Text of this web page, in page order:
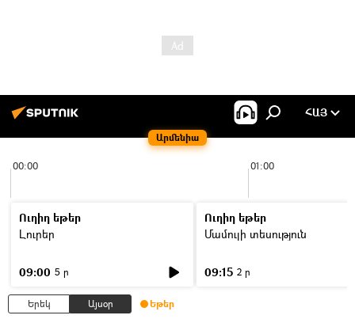
Արմենիա
ՀԱՅ
00:00 01:00
Ուղիղ եթեր
Լուրեր
09:00 5 ր
Ուղիղ եթեր
Մամուլի տեսություն
09:15 2 ր
Երեկ Այսօր Եթեր